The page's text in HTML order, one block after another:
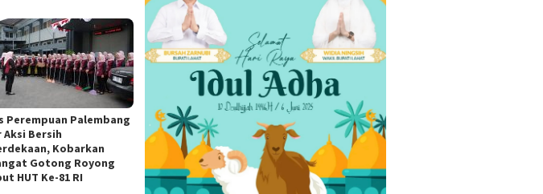
Perempuan Palembang
Aksi Bersih
Kobarkan
Gotong Royong
HUT Ke-81 RI